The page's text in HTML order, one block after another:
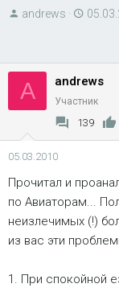
А
о
р
т
м
ы
andrews
Д
а
н
а
ч
A andrews
Участник
139
05.03.2010
Прочитал и
по Авиаторам...
неизлечимых (!)
из вас эти
1. При спокойной